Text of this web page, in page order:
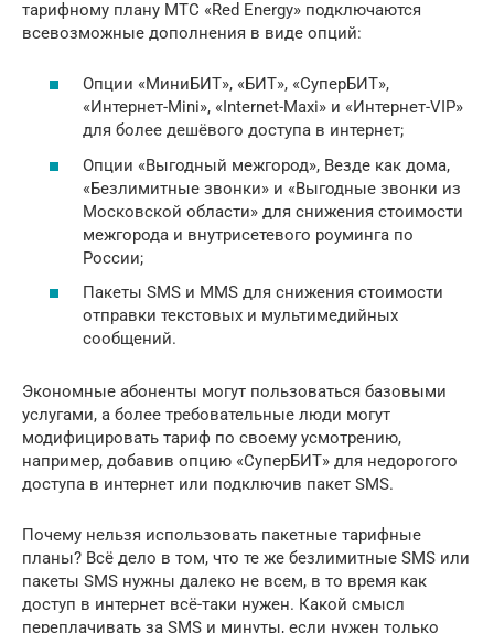
тарифному плану МТС «Red Energy» подключаются
всевозможные дополнения в виде опций:
Опции «МиниБИТ», «БИТ», «СуперБИТ»,
«Интернет-Mini», «Internet-Maxi» и «Интернет-VIP»
для более дешёвого доступа в интернет;
Опции «Выгодный межгород», Везде как дома,
«Безлимитные звонки» и «Выгодные звонки из
Московской области» для снижения стоимости
межгорода и внутрисетевого роуминга по
России;
Пакеты SMS и MMS для снижения стоимости
отправки текстовых и мультимедийных
сообщений.
Экономные абоненты могут пользоваться базовыми
услугами, а более требовательные люди могут
модифицировать тариф по своему усмотрению,
например, добавив опцию «СуперБИТ» для недорогого
доступа в интернет или подключив пакет SMS.
Почему нельзя использовать пакетные тарифные
планы? Всё дело в том, что те же безлимитные SMS или
пакеты SMS нужны далеко не всем, в то время как
доступ в интернет всё-таки нужен. Какой смысл
переплачивать за SMS и минуты, если нужен только